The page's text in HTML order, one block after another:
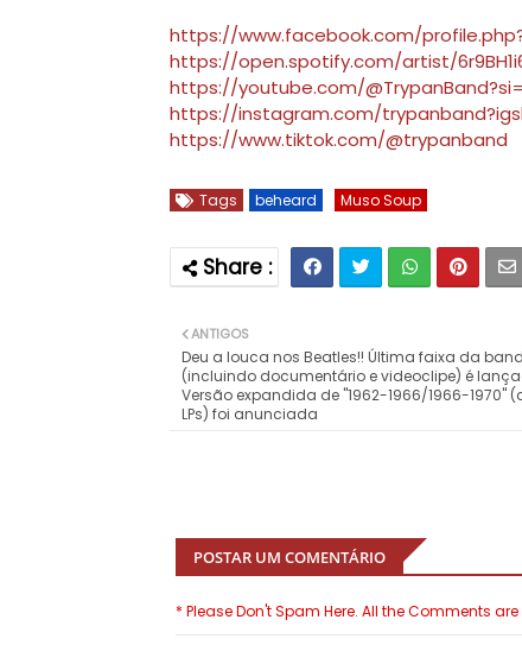
https://www.facebook.com/
https://open.spotify.com/artist/
https://youtube.com/
https://instagram.com/
https://www.tiktok.com/@trypanband
Tags beheard Muso Soup
ANTIGOS
Deu a louca nos Beatles!! Última faixa da
(incluindo documentário e videoclipe) é
Versão expandida de "1962-1966/1966-1970"
LPs) foi anunciada
POSTAR UM COMENTÁRIO
* Please Don't Spam Here. All the Comments